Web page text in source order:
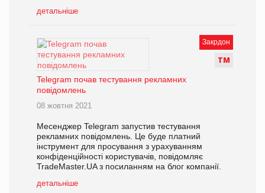
детальніше
Закрдон
ТМ
Telegram почав тестування рекламних
повідомлень
08 жовтня 2021
Месенджер Telegram запустив тестування
рекламних повідомлень. Це буде платний
інструмент для просування з урахуванням
конфіденційності користувачів, повідомляє
TradeMaster.UA з посиланням на блог компанії.
детальніше